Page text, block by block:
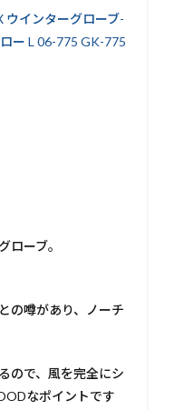
ウインターグローブ-
ー L 06-775 GK-775
ローブ。
の噂があり、ノーチ
ので、風を完全にシ
なポイントです